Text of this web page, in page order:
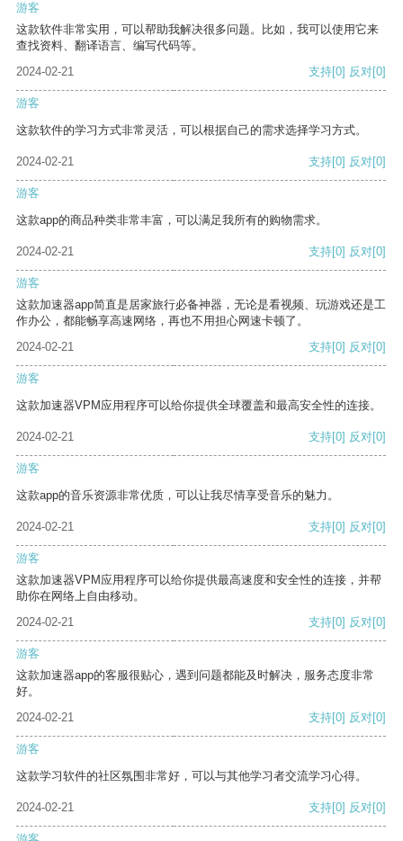
游客
这款软件非常实用，可以帮助我解决很多问题。比如，我可以使用它来
查找资料、翻译语言、编写代码等。
2024-02-21
支持[0] 反对[0]
游客
这款软件的学习方式非常灵活，可以根据自己的需求选择学习方式。
2024-02-21 支持[0] 反对[0]
游客
这款app的商品种类非常丰富，可以满足我所有的购物需求。
2024-02-21 支持[0] 反对[0]
游客
这款加速器app简直是居家旅行必备神器，无论是看视频、玩游戏还是工
作办公，都能畅享高速网络，再也不用担心网速卡顿了。
2024-02-21
支持[0] 反对[0]
游客
这款加速器VPM应用程序可以给你提供全球覆盖和最高安全性的连接。
2024-02-21 支持[0] 反对[0]
游客
这款app的音乐资源非常优质，可以让我尽情享受音乐的魅力。
2024-02-21 支持[0] 反对[0]
游客
这款加速器VPM应用程序可以给你提供最高速度和安全性的连接，并帮
助你在网络上自由移动。
2024-02-21
支持[0] 反对[0]
游客
这款加速器app的客服很贴心，遇到问题都能及时解决，服务态度非常
好。
2024-02-21
支持[0] 反对[0]
游客
这款学习软件的社区氛围非常好，可以与其他学习者交流学习心得。
2024-02-21 支持[0] 反对[0]